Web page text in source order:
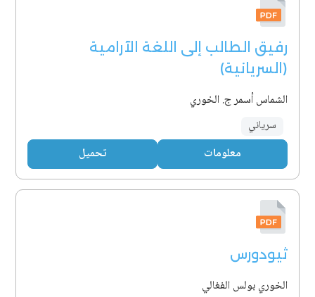
رفيق الطالب إلى اللغة الآرامية
(السريانية)
الشماس أسمر ج. الخوري
سرياني
معلومات تحميل
ثيودورس
الخوري بولس الفغالي